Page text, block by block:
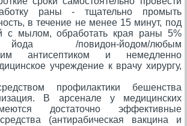
раны - тщательно промыть
в течение не менее 15 минут, под
с мылом, обработать края раны 5%
/повидон-йодом/любым
антисептиком и немедленно
учреждение к врачу хирургу,
профилактики бешенства
В арсенале у медицинских
достаточно эффективные
(антирабическая вакцина и